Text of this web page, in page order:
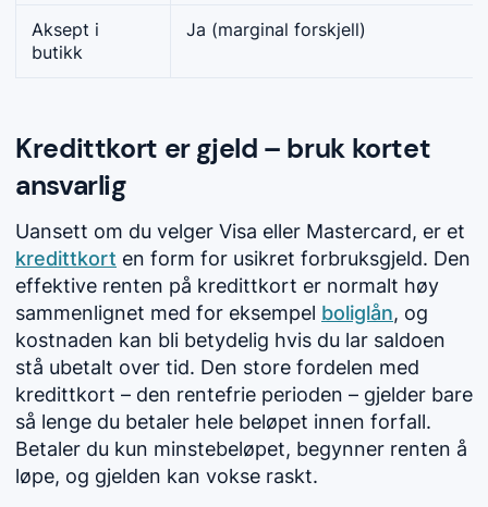
Aksept i
butikk
Ja (marginal forskjell)
Kredittkort er gjeld – bruk kortet
ansvarlig
Uansett om du velger Visa eller Mastercard, er et
kredittkort en form for usikret forbruksgjeld. Den
effektive renten på kredittkort er normalt høy
sammenlignet med for eksempel boliglån, og
kostnaden kan bli betydelig hvis du lar saldoen
stå ubetalt over tid. Den store fordelen med
kredittkort – den rentefrie perioden – gjelder bare
så lenge du betaler hele beløpet innen forfall.
Betaler du kun minstebeløpet, begynner renten å
løpe, og gjelden kan vokse raskt.